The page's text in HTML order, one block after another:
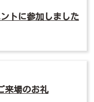
トに参加しました
来場のお礼